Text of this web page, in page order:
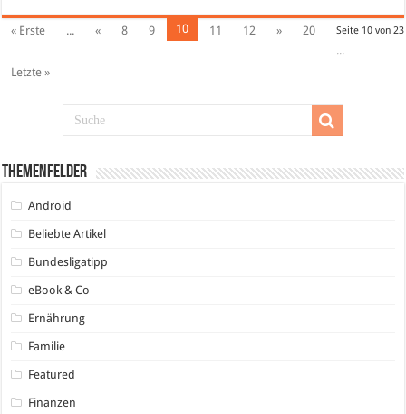
Seite 10 von 23
« Erste ... « 8 9 10 11 12 »
20
...
Letzte »
Themenfelder
Android
Beliebte Artikel
Bundesligatipp
eBook & Co
Ernährung
Familie
Featured
Finanzen